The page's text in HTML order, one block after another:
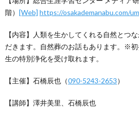
階） [Web] https://osakademanabu.com/
【内容】人類を生かしてくれる自然とつ
だきます。自然葬のお話もあります。※
生の特別浄化を受け取れます。
【主催】石橋辰也（090-5243-2653）
【講師】澤井美里、石橋辰也